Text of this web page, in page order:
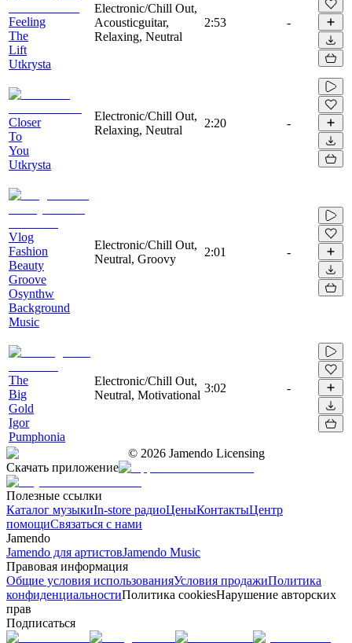
Feeling
The
Lift
Utkrysta
Electronic/Chill Out,
Acousticguitar,
Relaxing, Neutral
2:53 -
Closer
To
You
Utkrysta
Electronic/Chill Out,
Relaxing, Neutral
2:20 -
Vlog
Fashion
Beauty
Groove
Osynthw
Background
Music
Electronic/Chill Out,
Neutral, Groovy
2:01 -
The
Big
Gold
Igor
Pumphonia
Electronic/Chill Out,
Neutral, Motivational
3:02 -
© 2026 Jamendo Licensing
Скачать приложение
Полезные ссылки
Каталог музыкиIn-store радиоЦеныКонтактыЦентр
помощиСвязаться с нами
Jamendo
Jamendo для артистовJamendo Music
Правовая информация
Общие условия использованияУсловия продажиПолитика
конфиденциальностиПолитика cookiesНарушение авторских
прав
Подписаться